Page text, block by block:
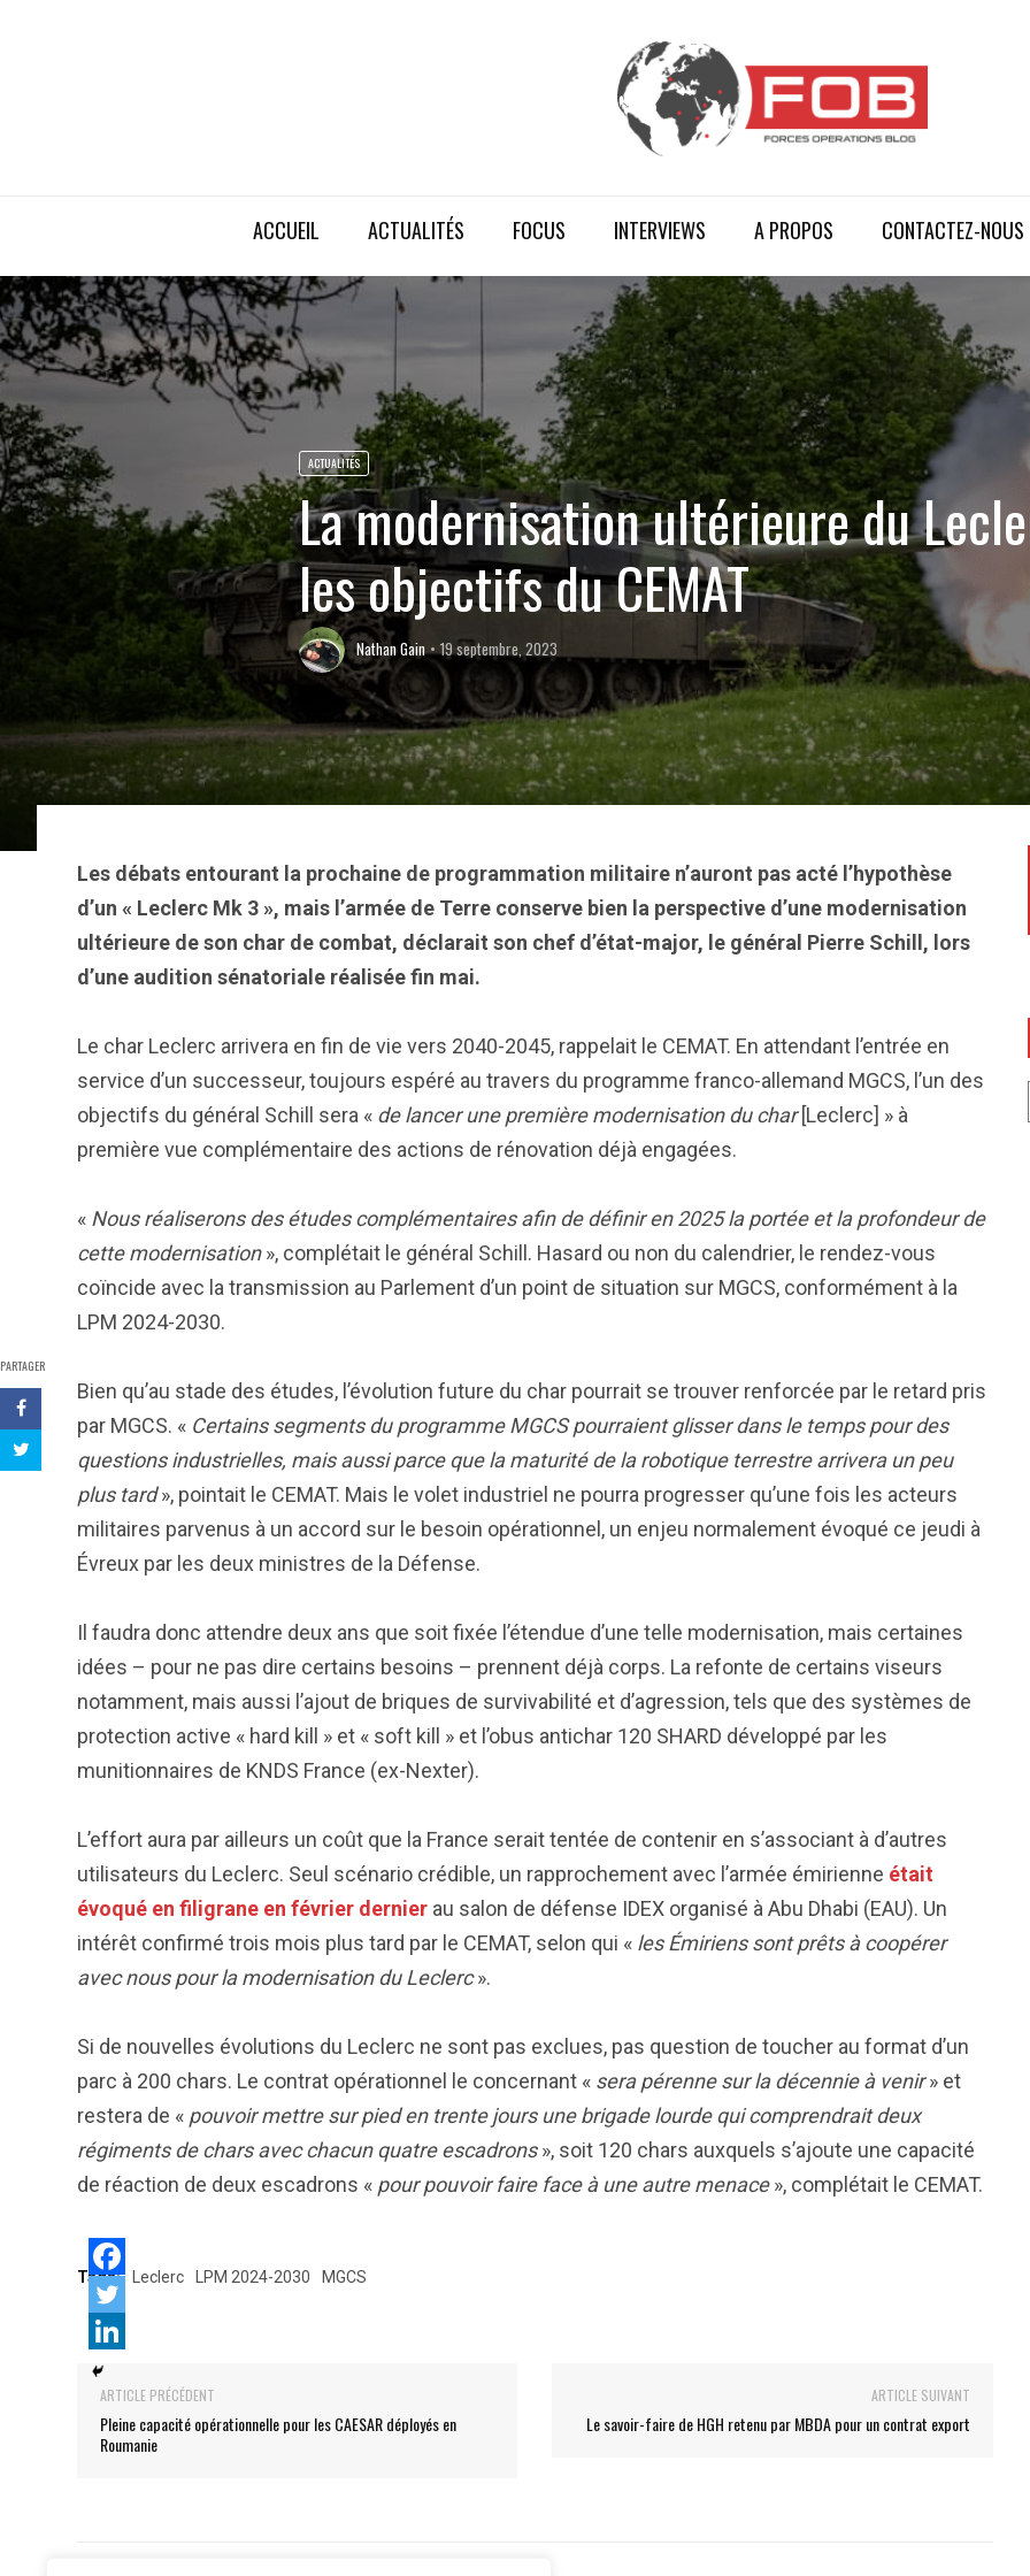
ACCUEIL ACTUALITÉS FOCUS INTERVIEWS A PROPOS CONTACTEZ-NOUS
ACTUALITÉS
La modernisation ultérieure du
les objectifs du CEMAT
Nathan Gain 19 septembre, 2023
PARTAGER
Les débats entourant la prochaine de programmation militaire n’auront pas acté l’hypothèse
d’un « Leclerc Mk 3 », mais l’armée de Terre conserve bien la perspective d’une modernisation
ultérieure de son char de combat, déclarait son chef d’état-major, le général Pierre Schill, lors
d’une audition sénatoriale réalisée fin mai.
Le char Leclerc arrivera en fin de vie vers 2040-2045, rappelait le CEMAT. En attendant l’entrée en
service d’un successeur, toujours espéré au travers du programme franco-allemand MGCS, l’un des
objectifs du général Schill sera « de lancer une première modernisation du char[Leclerc] » à
première vue complémentaire des actions de rénovation déjà engagées.
« Nous réaliserons des études complémentaires afin de définir en 2025 la portée et la profondeur de
cette modernisation», complétait le général Schill. Hasard ou non du calendrier, le rendez-vous
coïncide avec la transmission au Parlement d’un point de situation sur MGCS, conformément à la
LPM 2024-2030.
Bien qu’au stade des études, l’évolution future du char pourrait se trouver renforcée par le retard pris
par MGCS. « Certains segments du programme MGCS pourraient glisser dans le temps pour des
questions industrielles, mais aussi parce que la maturité de la robotique terrestre arrivera un peu
plus tard», pointait le CEMAT. Mais le volet industriel ne pourra progresser qu’une fois les acteurs
militaires parvenus à un accord sur le besoin opérationnel, un enjeu normalement évoqué ce jeudi à
Évreux par les deux ministres de la Défense.
Il faudra donc attendre deux ans que soit fixée l’étendue d’une telle modernisation, mais certaines
idées – pour ne pas dire certains besoins – prennent déjà corps. La refonte de certains viseurs
notamment, mais aussi l’ajout de briques de survivabilité et d’agression, tels que des systèmes de
protection active « hard kill » et « soft kill » et l’obus antichar 120 SHARD développé par les
munitionnaires de KNDS France (ex-Nexter).
L’effort aura par ailleurs un coût que la France serait tentée de contenir en s’associant à d’autres
utilisateurs du Leclerc. Seul scénario crédible, un rapprochement avec l’armée émirienne était
évoqué en filigrane en février dernier au salon de défense IDEX organisé à Abu Dhabi (EAU). Un
intérêt confirmé trois mois plus tard par le CEMAT, selon qui « les Émiriens sont prêts à coopérer
avec nous pour la modernisation du Leclerc».
Si de nouvelles évolutions du Leclerc ne sont pas exclues, pas question de toucher au format d’un
parc à 200 chars. Le contrat opérationnel le concernant « sera pérenne sur la décennie à venir» et
restera de « pouvoir mettre sur pied en trente jours une brigade lourde qui comprendrait deux
régiments de chars avec chacun quatre escadrons», soit 120 chars auxquels s’ajoute une capacité
de réaction de deux escadrons « pour pouvoir faire face à une autre menace», complétait le CEMAT.
Tags: Leclerc LPM 2024-2030 MGCS
ARTICLE PRÉCÉDENT
Pleine capacité opérationnelle pour les CAESAR déployés en
Roumanie
ARTICLE SUIVANT
Le savoir-faire de HGH retenu par MBDA pour un contrat export